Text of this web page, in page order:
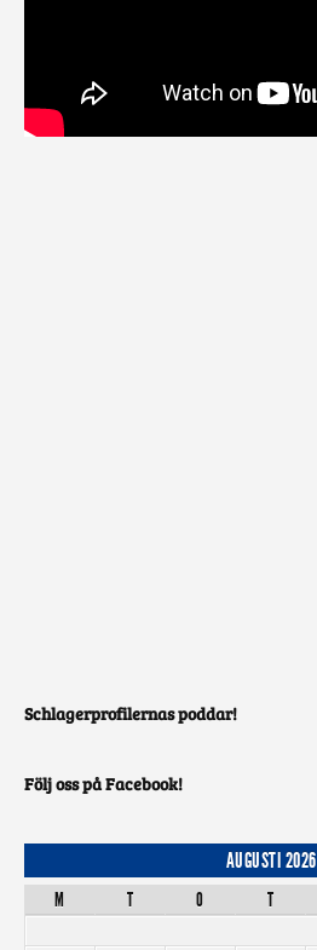
Schlagerprofilernas poddar!
Följ oss på Facebook!
AUGUSTI 2026
M T O T